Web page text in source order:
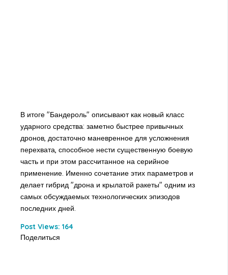
В итоге "Бандероль" описывают как новый класс
ударного средства: заметно быстрее привычных
дронов, достаточно маневренное для усложнения
перехвата, способное нести существенную боевую
часть и при этом рассчитанное на серийное
применение. Именно сочетание этих параметров и
делает гибрид "дрона и крылатой ракеты" одним из
самых обсуждаемых технологических эпизодов
последних дней.
Post Views: 164
Поделиться